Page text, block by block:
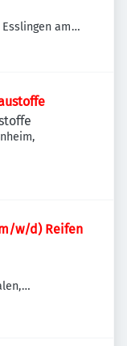
am
w/d) Reifen